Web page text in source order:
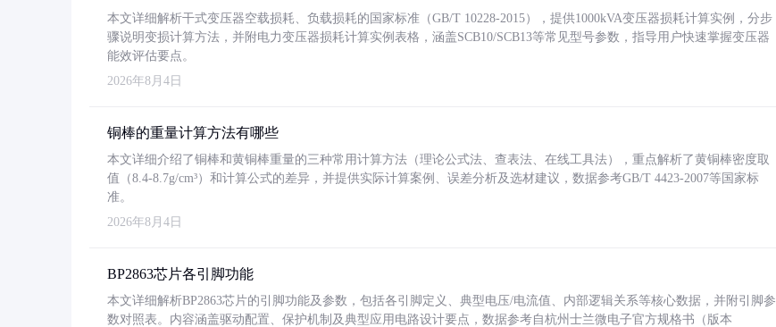
本文详细解析干式变压器空载损耗、负载损耗的国家标准（GB/T 10228-2015），提供1000kVA变压器损耗计算实例，分步
骤说明变损计算方法，并附电力变压器损耗计算实例表格，涵盖SCB10/SCB13等常见型号参数，指导用户快速掌握变压器
能效评估要点。
2026年8月4日
铜棒的重量计算方法有哪些
本文详细介绍了铜棒和黄铜棒重量的三种常用计算方法（理论公式法、查表法、在线工具法），重点解析了黄铜棒密度取
值（8.4-8.7g/cm³）和计算公式的差异，并提供实际计算案例、误差分析及选材建议，数据参考GB/T 4423-2007等国家标
准。
2026年8月4日
BP2863芯片各引脚功能
本文详细解析BP2863芯片的引脚功能及参数，包括各引脚定义、典型电压/电流值、内部逻辑关系等核心数据，并附引脚参
数对照表。内容涵盖驱动配置、保护机制及典型应用电路设计要点，数据参考自杭州士兰微电子官方规格书（版本